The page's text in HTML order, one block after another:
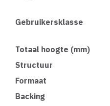
Gebruikersklasse
Totaal hoogte (mm)
Structuur
Formaat
Backing